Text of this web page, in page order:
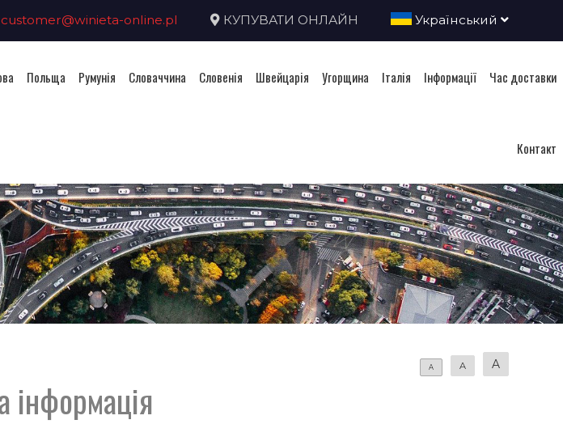
online.pl КУПУВАТИ ОНЛАЙН Український
Польща Румунія Словаччина Словенія Швейцарія Угорщина Італія Інформації Час доставки
Контакт
A A A
інформація